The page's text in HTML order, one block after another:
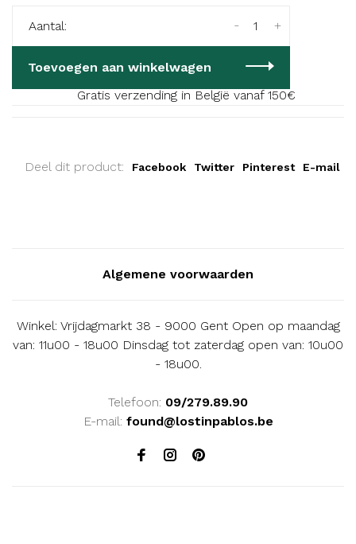
Aantal: +
-
Toevoegen aan winkelwagen
Gratis verzending in België vanaf 150€
Deel dit product: Facebook Twitter Pinterest E-mail
Algemene voorwaarden
Winkel: Vrijdagmarkt 38 - 9000 Gent Open op maandag
van: 11u00 - 18u00 Dinsdag tot zaterdag open van: 10u00
- 18u00.
Telefoon: 09/279.89.90
E-mail: found@lostinpablos.be